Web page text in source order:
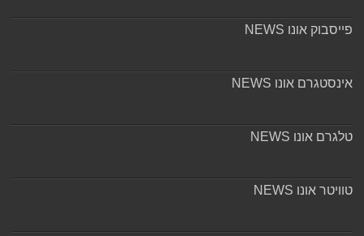
פייסבוק אונו NEWS
אינסטגרם אונו NEWS
טלגרם אונו NEWS
טוויטר אונו NEWS